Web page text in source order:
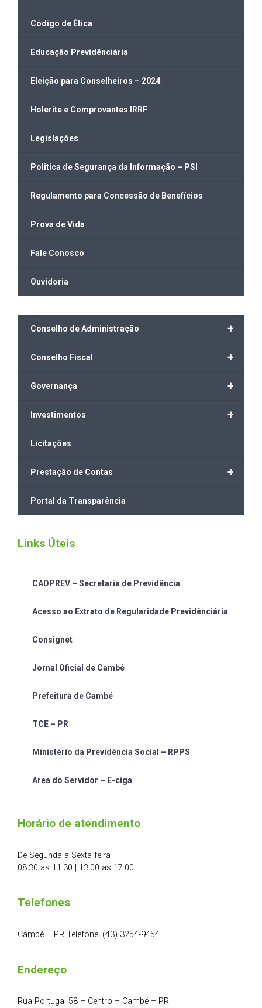
Código de Ética
Educação Previdênciária
Eleição para Conselheiros – 2024
Holerite e Comprovantes IRRF
Legislações
Politica de Segurança da Informação – PSI
Regulamento para Concessão de Benefícios
Prova de Vida
Fale Conosco
Ouvidoria
+
Conselho de Administração
+
Conselho Fiscal
+
Governança
+
Investimentos
Licitações
+
Prestação de Contas
Portal da Transparência
Links Úteis
CADPREV – Secretaria de Previdência
Acesso ao Extrato de Regularidade Previdênciária
Consignet
Jornal Oficial de Cambé
Prefeitura de Cambé
TCE – PR
Ministério da Previdência Social – RPPS
Area do Servidor – E-ciga
Horário de atendimento
De Segunda a Sexta feira
08:30 as 11:30 | 13:00 as 17:00
Telefones
Cambé – PR Telefone: (43) 3254-9454
Endereço
Rua Portugal 58 – Centro – Cambé – PR